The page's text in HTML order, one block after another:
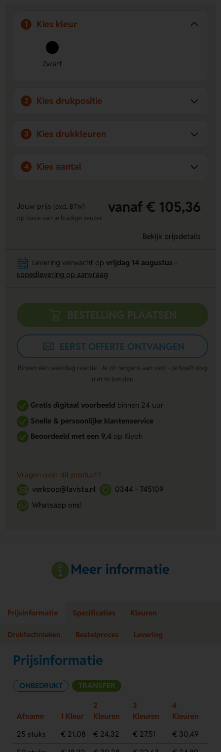
1 Kies kleur
Zwart
2 Kies drukpositie
3 Kies drukkleuren
4 Kies aantal
Jouw prijs (excl. BTW) vanaf € 105,36
op basis van je huidige keuzes
Bekijk prijsdetails
Levering verwacht opvrijdag 14 augustus
spoedlevering op aanvraag
BESTELLING PLAATSEN
EERST OFFERTE ONTVANGEN
Binnen één werkdag reactie · Je zit nergens aan vast · Je hoeft nog
niet te betalen
Gratis digitaal voorbeeldbinnen 24 uur
Snelle & persoonlijke klantenservice
Beoordeeld met een 9,4op Kiyoh
Vragen over dit product?
verkoop@lavista.nl
0344 - 745109
Whatsapp ons!
Meer informatie
Prijsinformatie Specificaties Kleuren
Druktechnieken Bestelproces Levering
Prijsinformatie
ONBEDRUKT TRANSFER
Afname 1 Kleur
2
Kleuren
3
Kleuren
4
Kleuren
25 stuks
€ 21,08 € 24,32 € 27,51
€ 30,49